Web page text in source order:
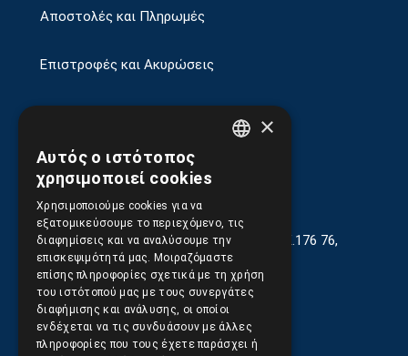
Αποστολές και Πληρωμές
Επιστροφές και Ακυρώσεις
Γεωργίου Κρέμου 13-17, Καλλιθέα, Τ.Κ.176 76,
Αθήνα, Ελλάδα
210.9566.401(11.30-17.00)
210.9566.402
×
Αυτός ο ιστότοπος
χρησιμοποιεί cookies
Χρησιμοποιούμε cookies για να
εξατομικεύσουμε το περιεχόμενο, τις
διαφημίσεις και να αναλύσουμε την
επισκεψιμότητά μας. Μοιραζόμαστε
επίσης πληροφορίες σχετικά με τη χρήση
του ιστότοπού μας με τους συνεργάτες
διαφήμισης και ανάλυσης, οι οποίοι
ενδέχεται να τις συνδυάσουν με άλλες
πληροφορίες που τους έχετε παράσχει ή